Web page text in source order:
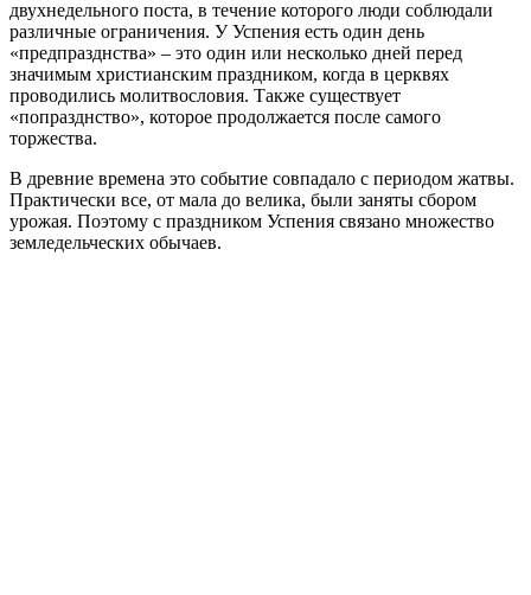
двухнедельного поста, в течение которого люди соблюдали
различные ограничения. У Успения есть один день
«предпразднства» – это один или несколько дней перед
значимым христианским праздником, когда в церквях
проводились молитвословия. Также существует
«попразднство», которое продолжается после самого
торжества.
В древние времена это событие совпадало с периодом жатвы.
Практически все, от мала до велика, были заняты сбором
урожая. Поэтому с праздником Успения связано множество
земледельческих обычаев.